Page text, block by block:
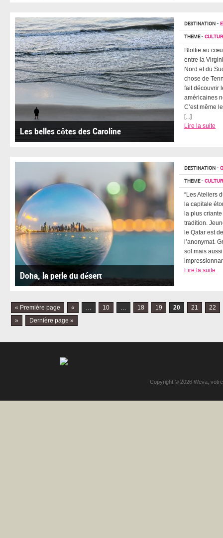
Les belles côtes des Caroline
DESTINATION-
THEME-
Blottie au
entre la
Nord et du
chose de
fait découvrir
américaines
C’est même
[...]
Lire la suite
Doha, la perle du désert
DESTINATION-
THEME-
“Les Ateliers
la capitale
la plus
tradition.
le Qatar est
l’anonymat.
sol mais
Lire la suite
« Première page « … 10 … 18 19 20 21
22
»
Dernière page »
Copyright © 2026Weva,